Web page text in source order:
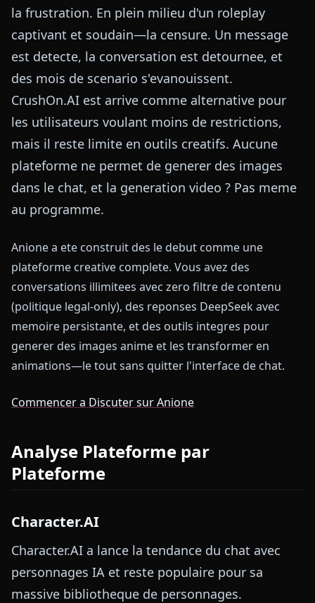
la frustration. En plein milieu d'un roleplay
captivant et soudain—la censure. Un message
est detecte, la conversation est detournee, et
des mois de scenario s'evanouissent.
CrushOn.AI est arrive comme alternative pour
les utilisateurs voulant moins de restrictions,
mais il reste limite en outils creatifs. Aucune
plateforme ne permet de generer des images
dans le chat, et la generation video ? Pas meme
au programme.
Anione a ete construit des le debut comme une
plateforme creative complete. Vous avez des
conversations illimitees avec zero filtre de contenu
(politique legal-only), des reponses DeepSeek avec
memoire persistante, et des outils integres pour
generer des images anime et les transformer en
animations—le tout sans quitter l'interface de chat.
Commencer a Discuter sur Anione
Analyse Plateforme par
Plateforme
Character.AI
Character.AI a lance la tendance du chat avec
personnages IA et reste populaire pour sa
massive bibliotheque de personnages.